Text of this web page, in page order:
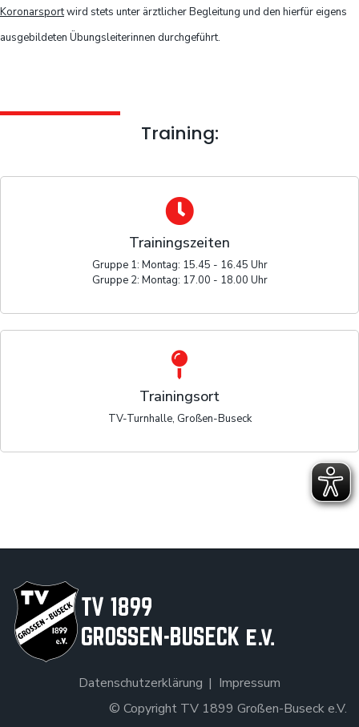
Koronarsportwird stets unter ärztlicher Begleitung und den hierfür eigens
ausgebildeten Übungsleiterinnen durchgeführt.
Training:
Trainingszeiten
Gruppe 1: Montag: 15.45 - 16.45 Uhr
Gruppe 2: Montag: 17.00 - 18.00 Uhr
Trainingsort
TV-Turnhalle, Großen-Buseck
Datenschutzerklärung
Impressum
© Copyright TV 1899 Großen-Buseck e.V.